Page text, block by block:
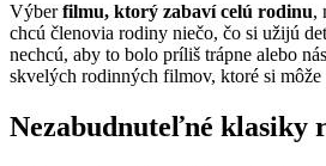
Výberfilmu, ktorý zabaví celú rodinu,
chcú členovia rodiny niečo, čo si užijú
nechcú, aby to bolo príliš trápne alebo
skvelých rodinných filmov, ktoré si
Nezabudnuteľné klasiky